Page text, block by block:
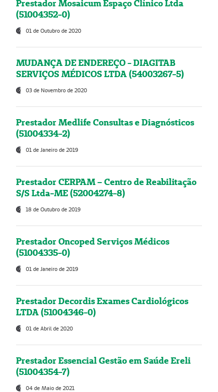
Prestador Mosaicum Espaço Clínico Ltda
(51004352-0)
01 de Outubro de 2020
MUDANÇA DE ENDEREÇO - DIAGITAB
SERVIÇOS MÉDICOS LTDA (54003267-5)
03 de Novembro de 2020
Prestador Medlife Consultas e Diagnósticos
(51004334-2)
01 de Janeiro de 2019
Prestador CERPAM – Centro de Reabilitação
S/S Ltda-ME (52004274-8)
18 de Outubro de 2019
Prestador Oncoped Serviços Médicos
(51004335-0)
01 de Janeiro de 2019
Prestador Decordis Exames Cardiológicos
LTDA (51004346-0)
01 de Abril de 2020
Prestador Essencial Gestão em Saúde Ereli
(51004354-7)
04 de Maio de 2021